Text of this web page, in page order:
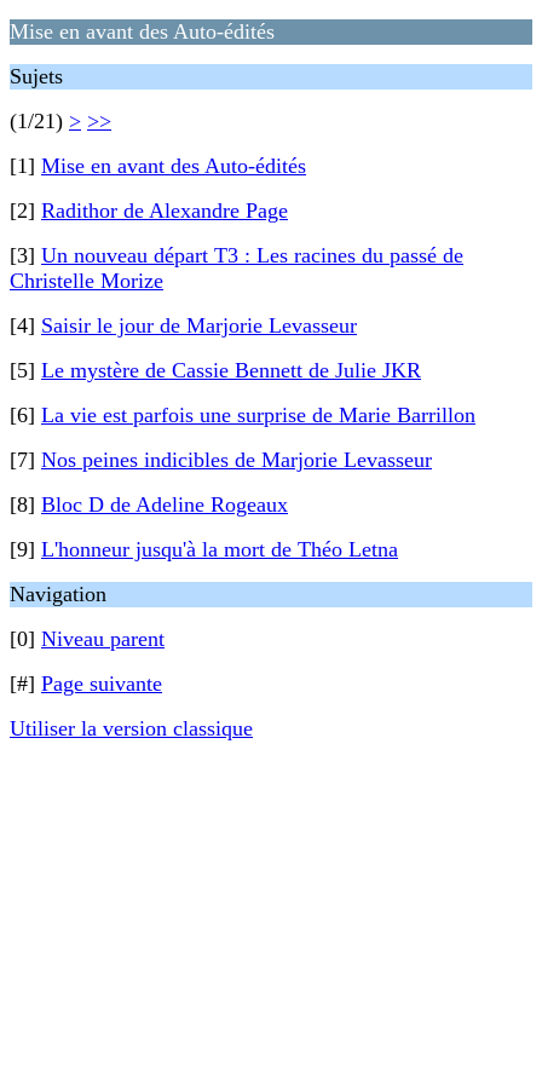
Mise en avant des Auto-édités
Sujets
(1/21) > >>
[1] Mise en avant des Auto-édités
[2] Radithor de Alexandre Page
[3] Un nouveau départ T3 : Les racines du passé de
Christelle Morize
[4] Saisir le jour de Marjorie Levasseur
[5] Le mystère de Cassie Bennett de Julie JKR
[6] La vie est parfois une surprise de Marie Barrillon
[7] Nos peines indicibles de Marjorie Levasseur
[8] Bloc D de Adeline Rogeaux
[9] L'honneur jusqu'à la mort de Théo Letna
Navigation
[0] Niveau parent
[#] Page suivante
Utiliser la version classique